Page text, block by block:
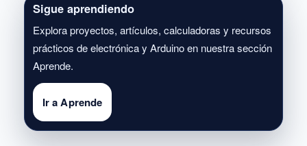
Sigue aprendiendo
Explora proyectos, artículos, calculadoras y recursos
prácticos de electrónica y Arduino en nuestra sección
Aprende.
Ir a Aprende